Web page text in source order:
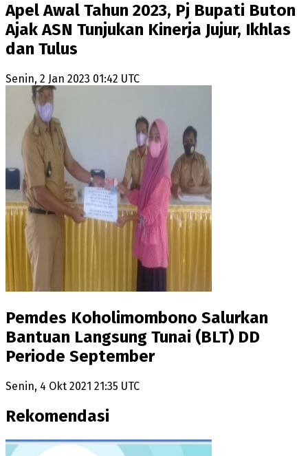
Apel Awal Tahun 2023, Pj Bupati Buton
Ajak ASN Tunjukan Kinerja Jujur, Ikhlas
dan Tulus
Senin, 2 Jan 2023 01:42 UTC
Pemdes Koholimombono Salurkan
Bantuan Langsung Tunai (BLT) DD
Periode September
Senin, 4 Okt 2021 21:35 UTC
Rekomendasi